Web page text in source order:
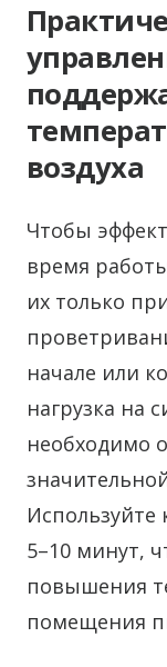
воздуха
Чтобы
время
их только
начале или
нагрузка на
необходимо
5–10 минут,
повышения
помещения